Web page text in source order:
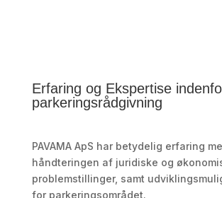
Erfaring og Ekspertise
parkeringsrådgivning
PAVAMA ApS har betydelig erfaring
håndteringen af juridiske og
problemstillinger, samt
for parkeringsområdet.